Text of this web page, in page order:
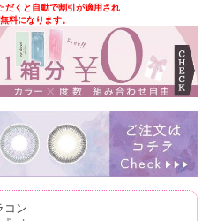
だくと自動で割引が適用され
料になります。
コン